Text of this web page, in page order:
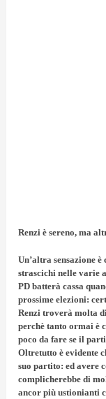
Renzi è sereno, ma
Un’altra sensazione
strascichi nelle varie
PD batterà cassa
prossime elezioni:
Renzi troverà molta
perchè tanto ormai è
poco da fare se il
Oltretutto è evidente
suo partito: ed avere
complicherebbe di
ancor più ustionianti